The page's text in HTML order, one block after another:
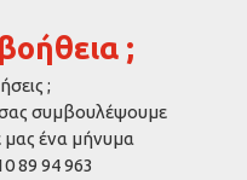
;
;
σας συμβουλέψουμε
μας ένα μήνυμα
89 94 963